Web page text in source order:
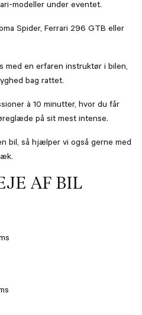
modeller under eventet.
Spider, Ferrari 296 GTB eller
med en erfaren instruktør i bilen,
bag rattet.
à 10 minutter, hvor du får
på sit mest intense.
bil, så hjælper vi også gerne med
AF BIL